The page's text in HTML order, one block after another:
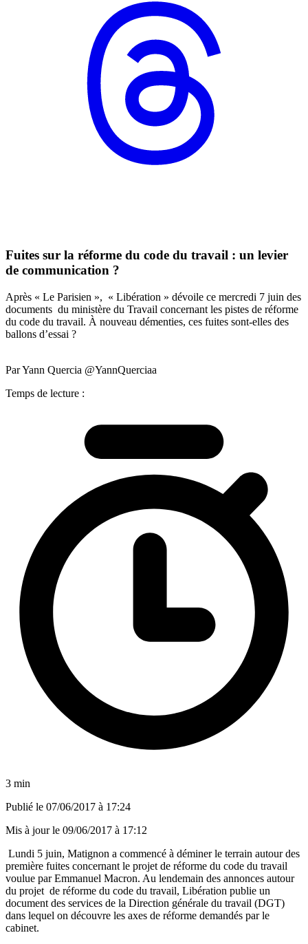
Fuites sur la réforme du code du travail : un levier
de communication ?
Après « Le Parisien », « Libération » dévoile ce mercredi 7 juin des
documents du ministère du Travail concernant les pistes de réforme
du code du travail. À nouveau démenties, ces fuites sont-elles des
ballons d’essai ?
Par Yann Quercia @YannQuerciaa
Temps de lecture :
3 min
Publié le 07/06/2017 à 17:24
Mis à jour le 09/06/2017 à 17:12
Lundi 5 juin, Matignon a commencé à déminer le terrain autour des
première fuites concernant le projet de réforme du code du travail
voulue par Emmanuel Macron. Au lendemain des annonces autour
du projet de réforme du code du travail, Libération publie un
document des services de la Direction générale du travail (DGT)
dans lequel on découvre les axes de réforme demandés par le
cabinet.